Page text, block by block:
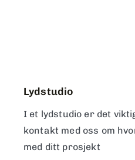
Lydstudio
I et lydstudio er det
kontakt med oss om
med ditt prosjekt